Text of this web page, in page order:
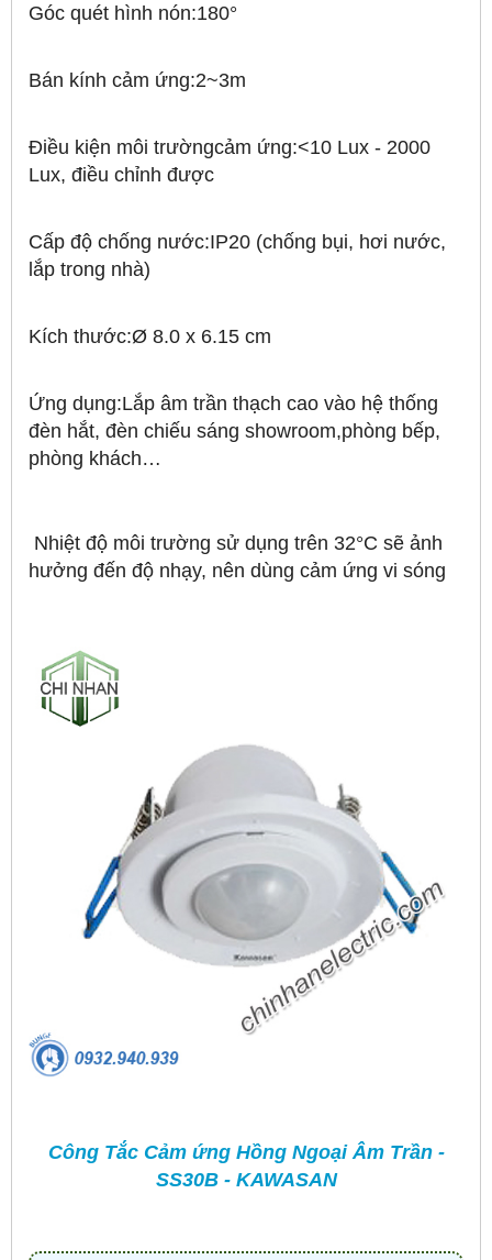
Góc quét hình nón:180°
Bán kính cảm ứng:2~3m
Điều kiện môi trườngcảm ứng:<10 Lux - 2000
Lux, điều chỉnh được
Cấp độ chống nước:IP20 (chống bụi, hơi nước,
lắp trong nhà)
Kích thước:Ø 8.0 x 6.15 cm
Ứng dụng:Lắp âm trần thạch cao vào hệ thống
đèn hắt, đèn chiếu sáng showroom,phòng bếp,
phòng khách…
Nhiệt độ môi trường sử dụng trên 32°C sẽ ảnh
hưởng đến độ nhạy, nên dùng cảm ứng vi sóng
Công Tắc Cảm ứng Hồng Ngoại Âm Trần -
SS30B - KAWASAN